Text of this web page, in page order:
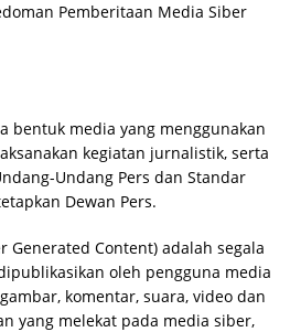
Pemberitaan Media Siber
bentuk media yang menggunakan
kegiatan jurnalistik, serta
Undang Pers dan Standar
Dewan Pers.
Generated Content) adalah segala
oleh pengguna media
komentar, suara, video dan
yang melekat pada media siber,